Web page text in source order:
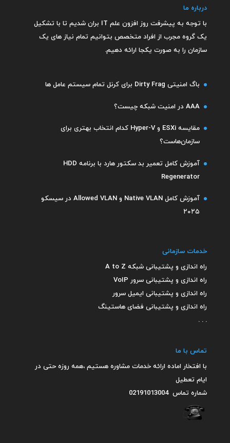
درباره ما
با توجه به پیشرفت روز افزون علم IT بران شدیم تا با تشکیل
یک گروه مجرب از افراد متخصصبتوانیم تمام نیاز های یک
سازمان را به صورت یکجا ارائه دهیم.
باگ امنیتی Dirty Frag برای کرنل تمام سیستم عامل ها
AAA در امنیت شبکه چیست؟
مقایسه ESXi و Hyper-V کدام انتخاب بهتری برای
سازمان‌هاست؟
آموزش کامل تعمیر بد سکتور هارد با برنامه HDD
Regenerator
آموزش کامل Native VLAN و Allowed VLAN در سیسکو
۲۰۲۵
خدمات سازمانی
راه اندازی و پشتیبانی شبکه A to Z
راه اندازی و پشتیبانی سرور VoIP
راه اندازی و پشتیبانی ایمیل سرور
راه اندازی و پشتیبانی فضای هاستینگ
. . .
تماس با ما
با افتخار اماده ارائه خدمات مشاوره هستیم ،همه روزه حتی در
ایام تعطیل
شماره تماس02191013004